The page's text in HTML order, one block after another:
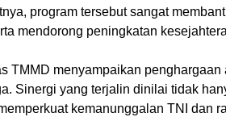
program tersebut sangat
mendorong peningkatan
TMMD menyampaikan penghargaan
Sinergi yang terjalin dinilai tidak
kemanunggalan TNI dan